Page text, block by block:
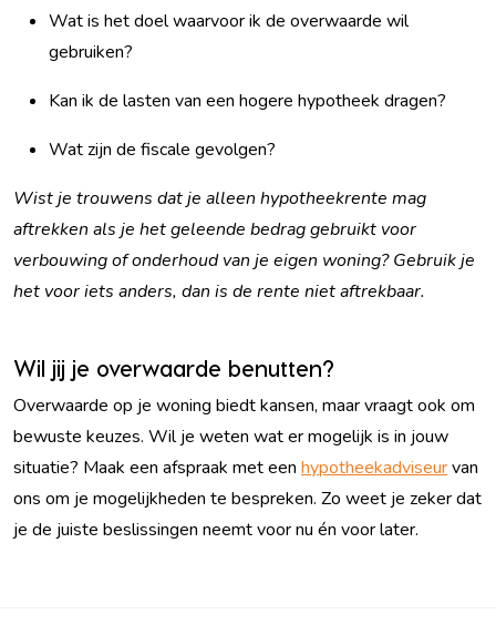
Wat is het doel waarvoor ik de overwaarde wil
gebruiken?
Kan ik de lasten van een hogere hypotheek dragen?
Wat zijn de fiscale gevolgen?
Wist je trouwens dat je alleen hypotheekrente mag
aftrekken als je het geleende bedrag gebruikt voor
verbouwing of onderhoud van je eigen woning? Gebruik je
het voor iets anders, dan is de rente niet aftrekbaar.
Wil jij je overwaarde benutten?
Overwaarde op je woning biedt kansen, maar vraagt ook om
bewuste keuzes. Wil je weten wat er mogelijk is in jouw
situatie? Maak een afspraak met een hypotheekadviseurvan
ons om je mogelijkheden te bespreken. Zo weet je zeker dat
je de juiste beslissingen neemt voor nu én voor later.